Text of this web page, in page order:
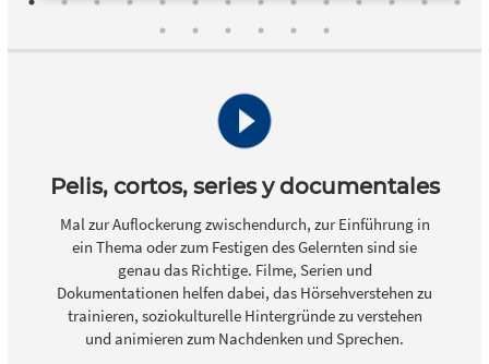
Pelis, cortos, series y documentales
Mal zur Auflockerung zwischendurch, zur Einführung in
ein Thema oder zum Festigen des Gelernten sind sie
genau das Richtige. Filme, Serien und
Dokumentationen helfen dabei, das Hörsehverstehen zu
trainieren, soziokulturelle Hintergründe zu verstehen
und animieren zum Nachdenken und Sprechen.